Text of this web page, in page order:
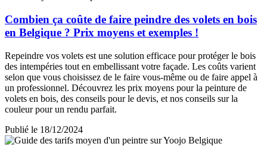
Combien ça coûte de faire peindre des volets en bois
en Belgique ? Prix moyens et exemples !
Repeindre vos volets est une solution efficace pour protéger le bois
des intempéries tout en embellissant votre façade. Les coûts varient
selon que vous choisissez de le faire vous-même ou de faire appel à
un professionnel. Découvrez les prix moyens pour la peinture de
volets en bois, des conseils pour le devis, et nos conseils sur la
couleur pour un rendu parfait.
Publié le 18/12/2024